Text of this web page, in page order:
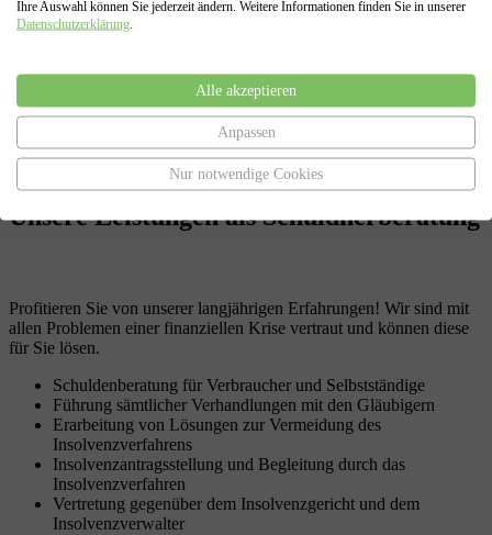
Antrag auf Eröffnung der Insolvenz ( Privatinsolvenz oder
Regelinsolvenz) , sowie den Antrag auf Restschuldbefreiung.
eines Insolvenzverfahrens, von der Antragstellung bis zur Erteilung
Unsere Leistungenals Schuldnerberatung
Profitieren Sie von unserer langjährigen Erfahrungen! Wir sind mit
allen Problemen einer finanziellen Krise vertraut und können diese
für Sie lösen.
Schuldenberatung für Verbraucher und Selbstständige
Führung sämtlicher Verhandlungen mit den Gläubigern
Erarbeitung von Lösungen zur Vermeidung des
Insolvenzverfahrens
Insolvenzantragsstellung und Begleitung durch das
Insolvenzverfahren
Vertretung gegenüber dem Insolvenzgericht und dem
Insolvenzverwalter
Ihre Auswahl können Sie jederzeit ändern. Weitere Informationen finden Sie in unserer
Datenschutzerklärung
Alle akzeptieren
Anpassen
Nur notwendige Cookies